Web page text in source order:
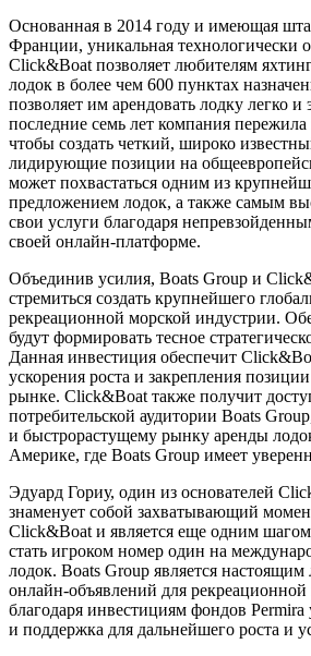
Основанная в 2014 году и имеющая
Франции, уникальная технологически
Click&Boat позволяет любителям
лодок в более чем 600 пунктах
позволяет им арендовать лодку легко
последние семь лет компания пережила
чтобы создать четкий, широко
лидирующие позиции на
может похвастаться одним из
предложением лодок, а также самым
свои услуги благодаря
своей онлайн-платформе.
Объединив усилия, Boats Group и
стремиться создать крупнейшего
рекреационной морской индустрии.
будут формировать тесное
Данная инвестиция обеспечит
ускорения роста и закрепления
рынке. Click&Boat также получит
потребительской аудитории Boats
и быстрорастущему рынку аренды
Америке, где Boats Group имеет
Эдуард Гориу, один из основателей
знаменует собой захватывающий
Click&Boat и является еще одним
стать игроком номер один на
лодок. Boats Group является
онлайн-объявлений для
благодаря инвестициям фондов Permira
и поддержка для дальнейшего роста и